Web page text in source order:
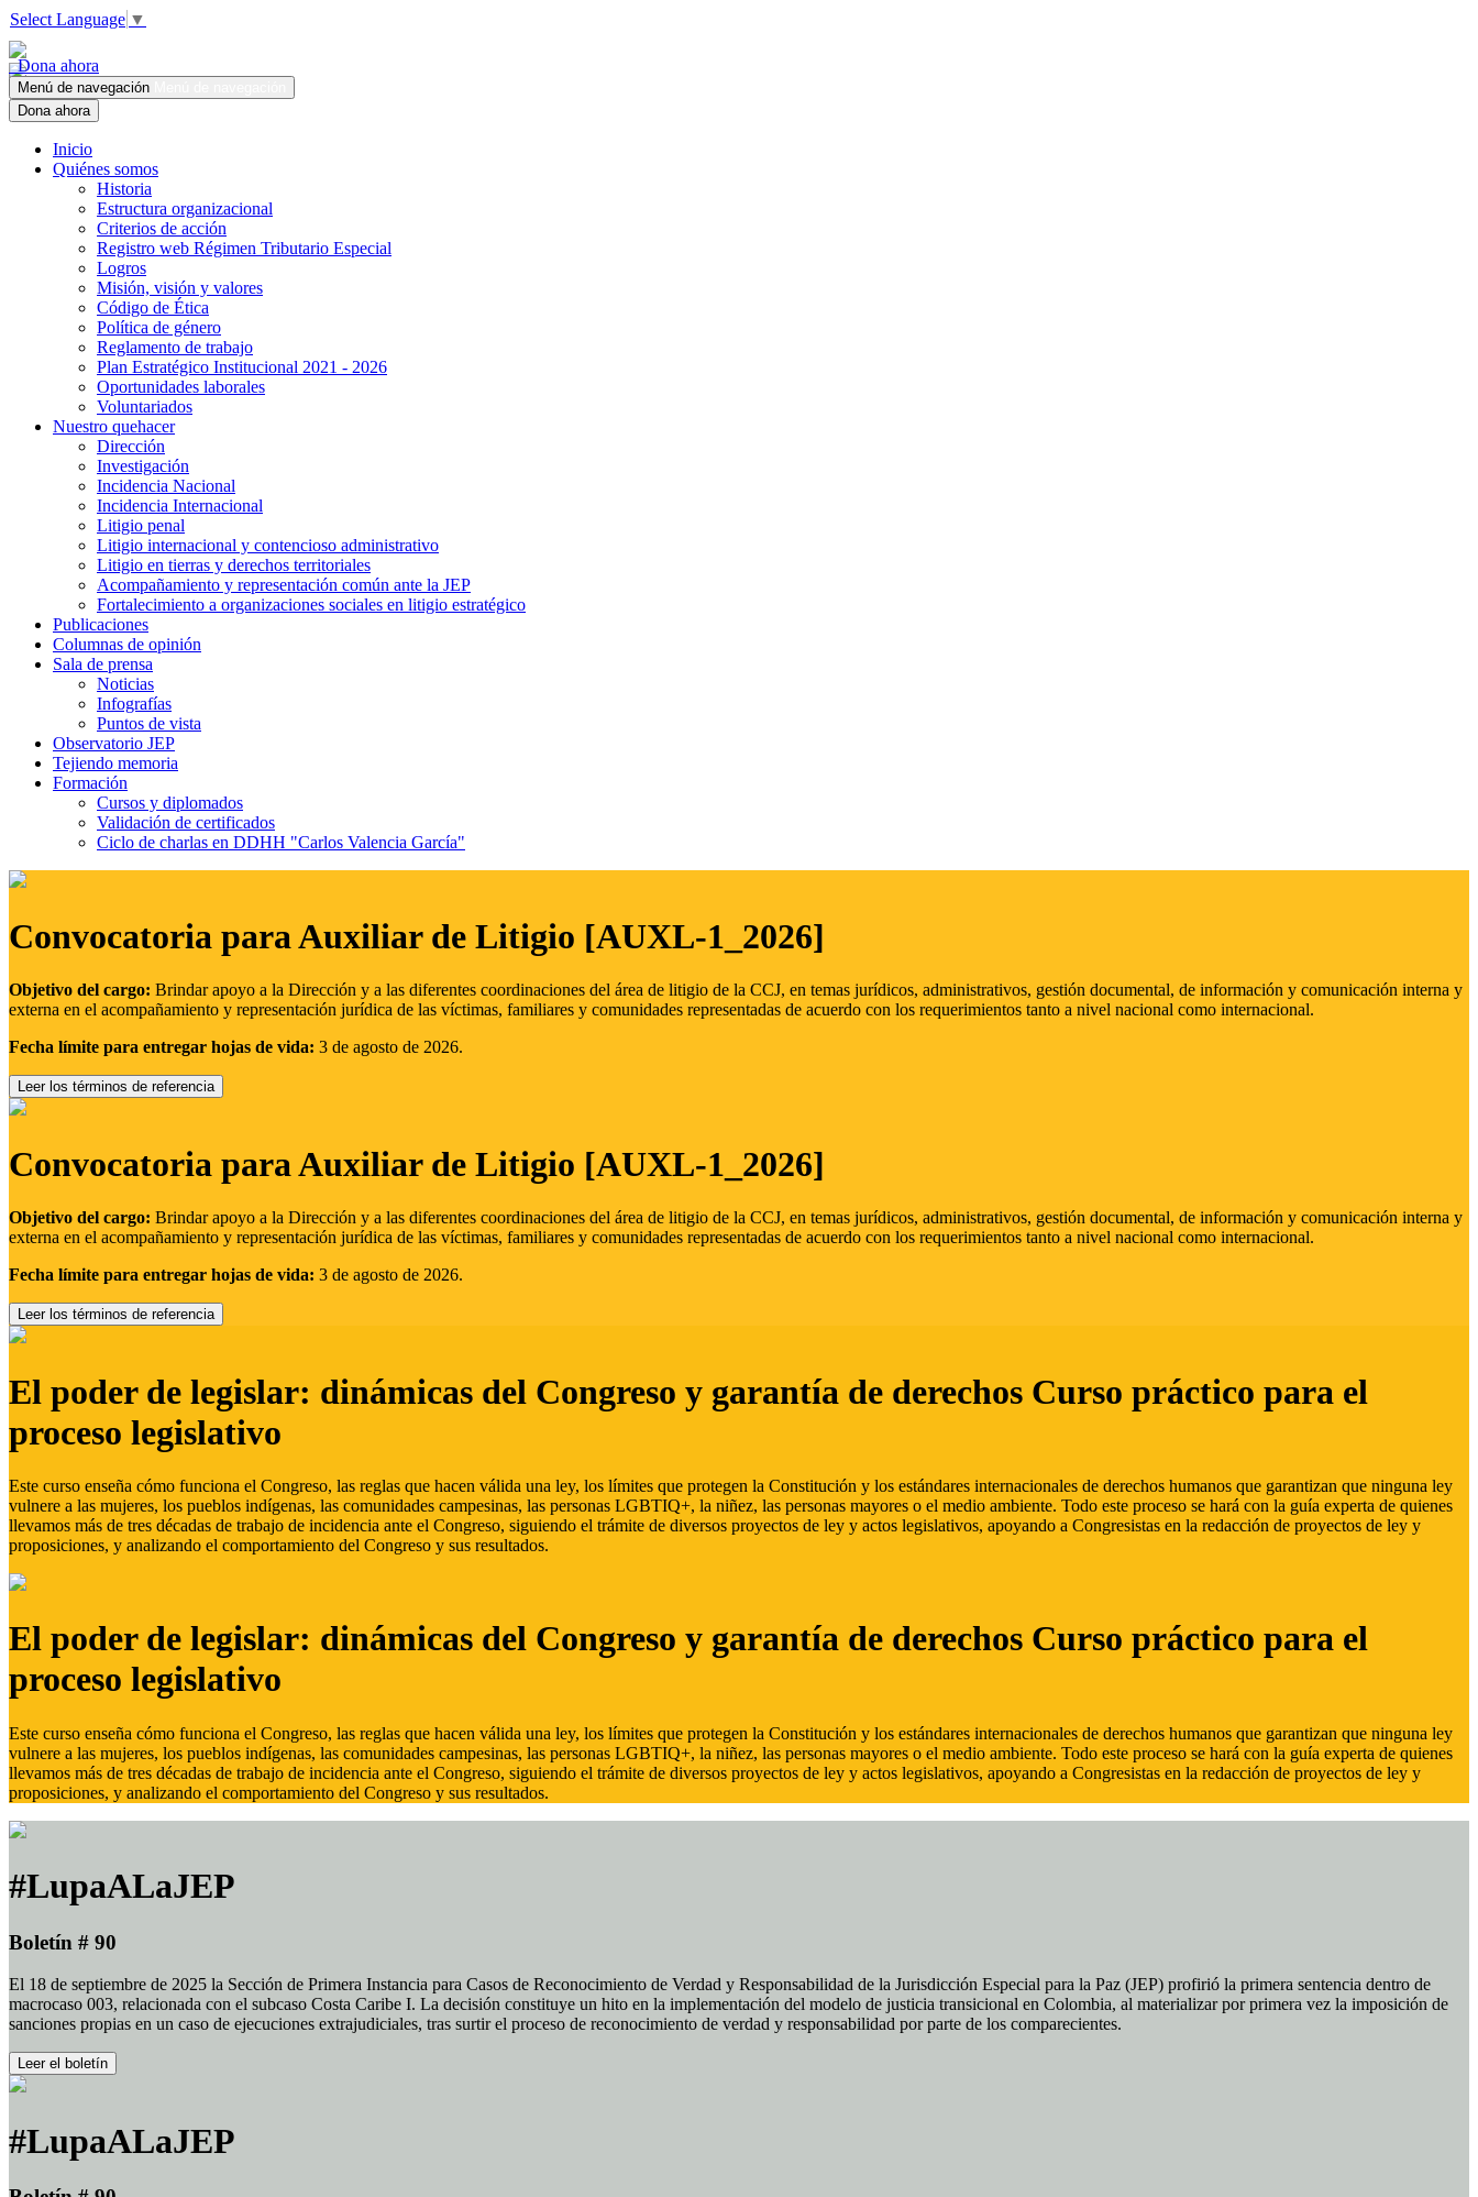
Select Language ▼
Dona ahora
Menú de navegación
Dona ahora
Inicio
Quiénes somos
Historia
Estructura organizacional
Criterios de acción
Registro web Régimen Tributario Especial
Logros
Misión, visión y valores
Código de Ética
Política de género
Reglamento de trabajo
Plan Estratégico Institucional 2021 - 2026
Oportunidades laborales
Voluntariados
Nuestro quehacer
Dirección
Investigación
Incidencia Nacional
Incidencia Internacional
Litigio penal
Litigio internacional y contencioso administrativo
Litigio en tierras y derechos territoriales
Acompañamiento y representación común ante la JEP
Fortalecimiento a organizaciones sociales en litigio estratégico
Publicaciones
Columnas de opinión
Sala de prensa
Noticias
Infografías
Puntos de vista
Observatorio JEP
Tejiendo memoria
Formación
Cursos y diplomados
Validación de certificados
Ciclo de charlas en DDHH "Carlos Valencia García"
Convocatoria para Auxiliar de Litigio [AUXL-1_2026]
Objetivo del cargo: Brindar apoyo a la Dirección y a las diferentes coordinaciones del área de litigio de la CCJ, en temas jurídicos, administrativos, gestión documental, de información y comunicación interna y
externa en el acompañamiento y representación jurídica de las víctimas, familiares y comunidades representadas de acuerdo con los requerimientos tanto a nivel nacional como internacional.
Fecha límite para entregar hojas de vida: 3 de agosto de 2026.
Leer los términos de referencia
Convocatoria para Auxiliar de Litigio [AUXL-1_2026]
Objetivo del cargo: Brindar apoyo a la Dirección y a las diferentes coordinaciones del área de litigio de la CCJ, en temas jurídicos, administrativos, gestión documental, de información y comunicación interna y
externa en el acompañamiento y representación jurídica de las víctimas, familiares y comunidades representadas de acuerdo con los requerimientos tanto a nivel nacional como internacional.
Fecha límite para entregar hojas de vida: 3 de agosto de 2026.
Leer los términos de referencia
El poder de legislar: dinámicas del Congreso y garantía de derechos Curso práctico para el
proceso legislativo
Este curso enseña cómo funciona el Congreso, las reglas que hacen válida una ley, los límites que protegen la Constitución y los estándares internacionales de derechos humanos que garantizan que ninguna ley
vulnere a las mujeres, los pueblos indígenas, las comunidades campesinas, las personas LGBTIQ+, la niñez, las personas mayores o el medio ambiente. Todo este proceso se hará con la guía experta de quienes
llevamos más de tres décadas de trabajo de incidencia ante el Congreso, siguiendo el trámite de diversos proyectos de ley y actos legislativos, apoyando a Congresistas en la redacción de proyectos de ley y
proposiciones, y analizando el comportamiento del Congreso y sus resultados.
El poder de legislar: dinámicas del Congreso y garantía de derechos Curso práctico para el
proceso legislativo
Este curso enseña cómo funciona el Congreso, las reglas que hacen válida una ley, los límites que protegen la Constitución y los estándares internacionales de derechos humanos que garantizan que ninguna ley
vulnere a las mujeres, los pueblos indígenas, las comunidades campesinas, las personas LGBTIQ+, la niñez, las personas mayores o el medio ambiente. Todo este proceso se hará con la guía experta de quienes
llevamos más de tres décadas de trabajo de incidencia ante el Congreso, siguiendo el trámite de diversos proyectos de ley y actos legislativos, apoyando a Congresistas en la redacción de proyectos de ley y
proposiciones, y analizando el comportamiento del Congreso y sus resultados.
#LupaALaJEP
Boletín # 90
El 18 de septiembre de 2025 la Sección de Primera Instancia para Casos de Reconocimiento de Verdad y Responsabilidad de la Jurisdicción Especial para la Paz (JEP) profirió la primera sentencia dentro de
macrocaso 003, relacionada con el subcaso Costa Caribe I. La decisión constituye un hito en la implementación del modelo de justicia transicional en Colombia, al materializar por primera vez la imposición de
sanciones propias en un caso de ejecuciones extrajudiciales, tras surtir el proceso de reconocimiento de verdad y responsabilidad por parte de los comparecientes.
Leer el boletín
#LupaALaJEP